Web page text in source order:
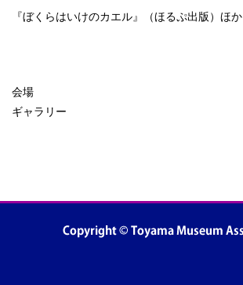
『ぼくらはいけのカエル』（ほるぷ出版）ほか
会場
ギャラリー